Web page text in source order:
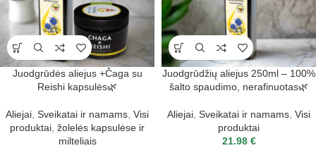
Juodgrūdės aliejus +Čaga su
Reishi kapsulės🌿
Aliejai Sveikatai ir namams Visi
produktai žolelės kapsulėse ir
milteliais
Juodgrūdžių aliejus 250ml – 100%
šalto spaudimo, nerafinuotas🌿
Aliejai Sveikatai ir namams Visi
produktai
21.98 €